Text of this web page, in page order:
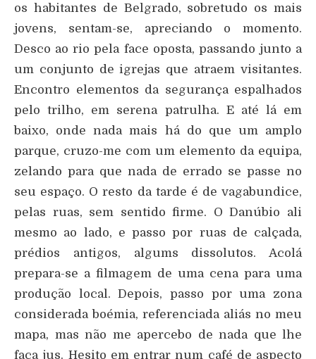
os habitantes de Belgrado, sobretudo os mais
jovens, sentam-se, apreciando o momento.
Desco ao rio pela face oposta, passando junto a
um conjunto de igrejas que atraem visitantes.
Encontro elementos da segurança espalhados
pelo trilho, em serena patrulha. E até lá em
baixo, onde nada mais há do que um amplo
parque, cruzo-me com um elemento da equipa,
zelando para que nada de errado se passe no
seu espaço. O resto da tarde é de vagabundice,
pelas ruas, sem sentido firme. O Danúbio ali
mesmo ao lado, e passo por ruas de calçada,
prédios antigos, algums dissolutos. Acolá
prepara-se a filmagem de uma cena para uma
produção local. Depois, passo por uma zona
considerada boémia, referenciada aliás no meu
mapa, mas não me apercebo de nada que lhe
faça jus. Hesito em entrar num café de aspecto